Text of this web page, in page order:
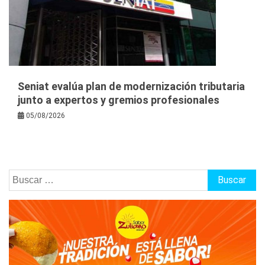
Seniat evalúa plan de modernización tributaria
junto a expertos y gremios profesionales
05/08/2026
Buscar: